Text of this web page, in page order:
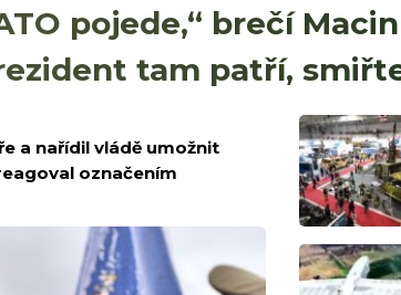
pojede,“ brečí
tam patří,
a nařídil vládě umožnit
označením